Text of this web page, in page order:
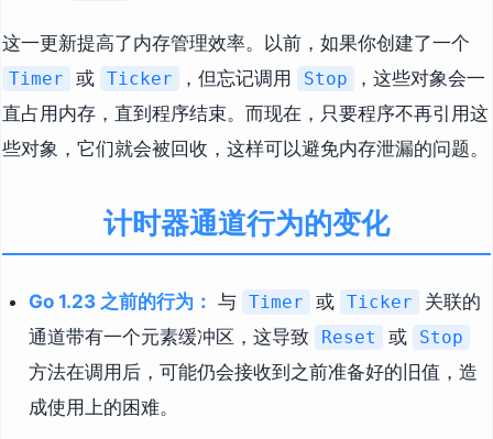
这一更新提高了内存管理效率。以前，如果你创建了一个
Timer 或 Ticker ，但忘记调用 Stop
，这些对象会一
直占用内存，直到程序结束。而现在，只要程序不再引用这
些对象，它们就会被回收，这样可以避免内存泄漏的问题。
计时器通道行为的变化
Go 1.23 之前的行为： 与 Timer 或 Ticker
关联的
通道带有一个元素缓冲区，这导致
Reset 或 Stop
方法在调用后，可能仍会接收到之前准备好的旧值，造
成使用上的困难。